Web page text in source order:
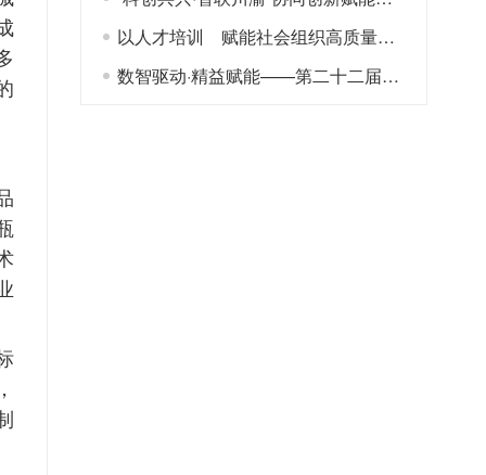
以人才培训 赋能社会组织高质量发展
数智驱动·精益赋能——第二十二届工业工程应用与推广及人才培养研讨会在江南造船召开